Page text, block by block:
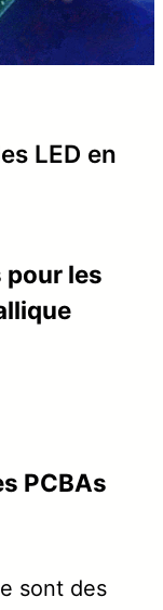
LED en
les
PCBAs
sont des